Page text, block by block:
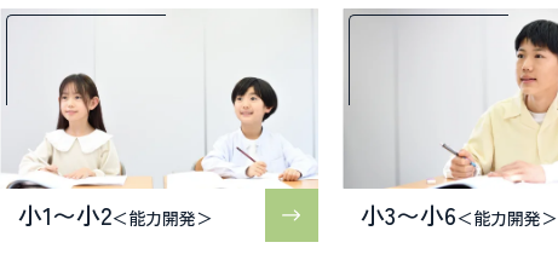
小1〜小2＜能力開発＞ 小3〜小6＜能力開発＞